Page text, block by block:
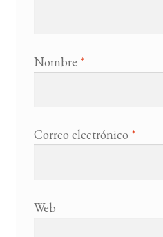
Nombre *
Correo electrónico *
Web